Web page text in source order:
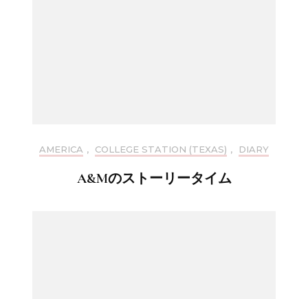
AMERICA , COLLEGE STATION (TEXAS) , DIARY
A&Mのストーリータイム